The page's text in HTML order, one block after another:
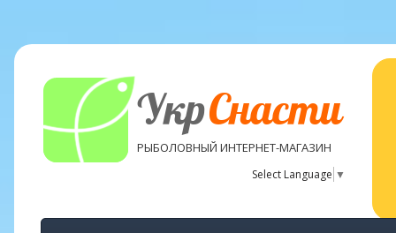
УкрСнасти
РЫБОЛОВНЫЙ ИНТЕРНЕТ-МАГАЗИН
Select Language ▼